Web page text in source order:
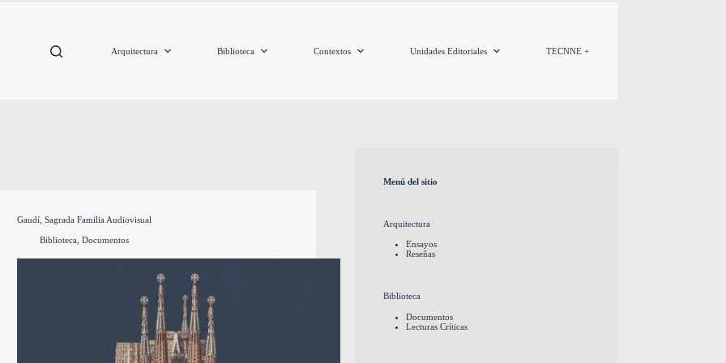
Arquitectura Biblioteca Contextos Unidades Editoriales TECNNE +
Gaudí, Sagrada Familia Audiovisual
Biblioteca, Documentos
Menú del sitio
Arquitectura
Ensayos
Reseñas
Biblioteca
Documentos
Lecturas Críticas